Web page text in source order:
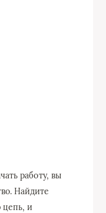
работу, вы
Найдите
цепь, и